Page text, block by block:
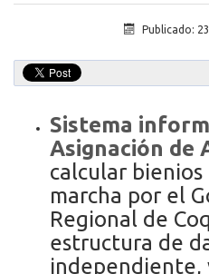
Publicado:
Sistema
Asignación de
calcular
marcha por el
Regional de
estructura de
independiente,